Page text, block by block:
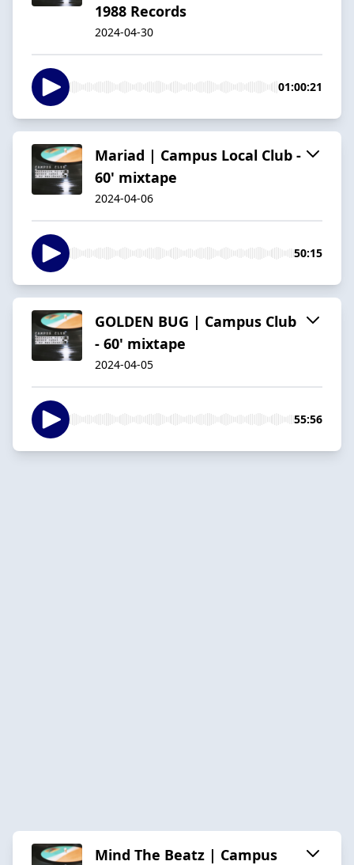
1988 Records
2024-04-30
01:00:21
Mariad | Campus Local Club -
60' mixtape
2024-04-06
50:15
GOLDEN BUG | Campus Club
- 60' mixtape
2024-04-05
55:56
Mind The Beatz | Campus